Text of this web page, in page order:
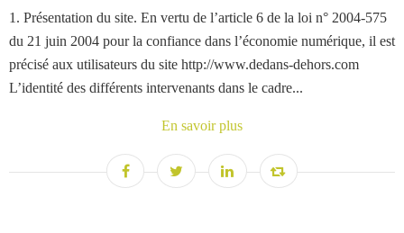
1. Présentation du site. En vertu de l’article 6 de la loi n° 2004-575
du 21 juin 2004 pour la confiance dans l’économie numérique, il est
précisé aux utilisateurs du site http://www.dedans-dehors.com
L’identité des différents intervenants dans le cadre...
En savoir plus